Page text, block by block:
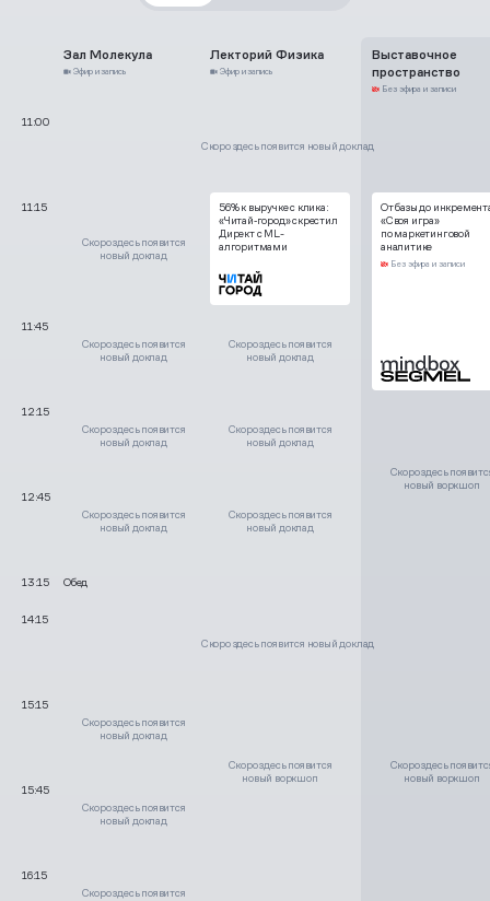
Зал Молекула
Эфир и запись
Лекторий Физика
Эфир и запись
Выставочное
пространство
Без эфира и записи
11:00
Скоро здесь появится новый доклад
11:15
Скоро здесь появится
новый доклад
56% к выручке с клика:
«Читай‑город» скрестил
Директ с ML-
алгоритмами
От базы до
«Своя игра»
по маркетинговой
аналитике
Без эфира и записи
11:45
Скоро здесь появится
новый доклад
Скоро здесь появится
новый доклад
12:15
Скоро здесь появится
новый доклад
Скоро здесь появится
новый доклад
Скоро здесь
новый воркшоп
12:45
Скоро здесь появится
новый доклад
Скоро здесь появится
новый доклад
13:15 Обед
14:15
Скоро здесь появится новый доклад
15:15
Скоро здесь появится
новый доклад
Скоро здесь появится
новый воркшоп
Скоро здесь
новый воркшоп
15:45
Скоро здесь появится
новый доклад
16:15
Скоро здесь появится